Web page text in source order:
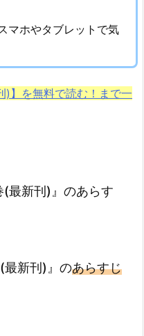
マホやタブレットで気
)】を無料で読む！まで一
(最新刊)』のあらす
最新刊)』のあらすじ